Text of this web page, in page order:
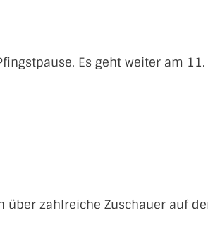
Es geht weiter am
zahlreiche Zuschauer auf